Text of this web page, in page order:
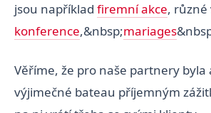
jsou například firemní akce, různé
konference,&nbsp;mariages
Věříme, že pro naše partnery byla
výjimečné bateau příjemným